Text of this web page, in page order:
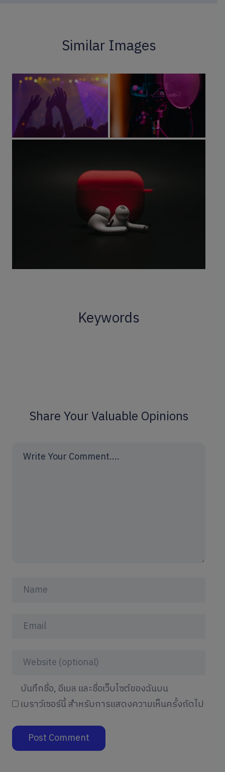
Similar Images
Keywords
Share Your Valuable Opinions
บันทึกชื่อ, อีเมล และชื่อเว็บไซต์ของฉันบน
เบราว์เซอร์นี้ สำหรับการแสดงความเห็นครั้งถัดไป